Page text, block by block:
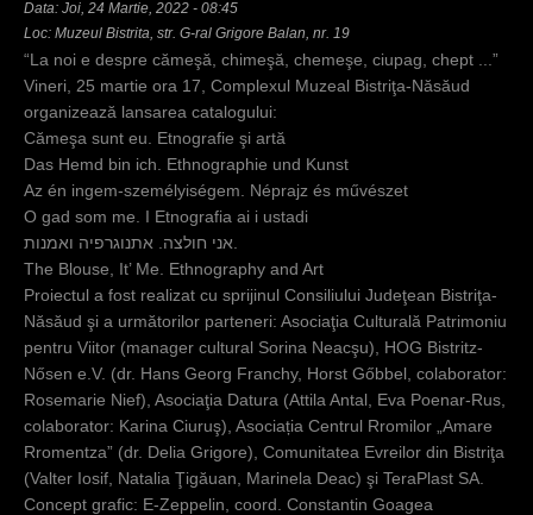
t
i
a
i
c
i
Data: Joi, 24 Martie, 2022 - 08:45
Loc: Muzeul Bistrita, str. G-ral Grigore Balan, nr. 19
“La noi e despre cămeşă, chimeşă, chemeşe, ciupag, chept ...”
Vineri, 25 martie ora 17, Complexul Muzeal Bistriţa-Năsăud
organizează lansarea catalogului:
Cămeşa sunt eu. Etnografie şi artă
Das Hemd bin ich. Ethnographie und Kunst
Az én ingem-személyiségem. Néprajz és művészet
O gad som me. I Etnografia ai i ustadi
The Blouse, It’ Me. Ethnography and Art
Proiectul a fost realizat cu sprijinul Consiliului Judeţean Bistriţa-
Năsăud şi a următorilor parteneri: Asociaţia Culturală Patrimoniu
pentru Viitor (manager cultural Sorina Neacşu), HOG Bistritz-
Nősen e.V. (dr. Hans Georg Franchy, Horst Gőbbel, colaborator:
Rosemarie Nief), Asociaţia Datura (Attila Antal, Eva Poenar-Rus,
colaborator: Karina Ciuruş), Asociația Centrul Rromilor „Amare
Rromentza” (dr. Delia Grigore), Comunitatea Evreilor din Bistriţa
(Valter Iosif, Natalia Ţigăuan, Marinela Deac) şi TeraPlast SA.
Concept grafic: E-Zeppelin, coord. Constantin Goagea